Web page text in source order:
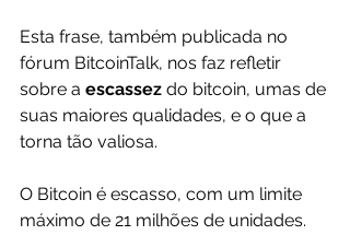
Esta frase, também publicada no
fórum BitcoinTalk, nos faz refletir
sobre a escassez do bitcoin, umas de
suas maiores qualidades, e o que a
torna tão valiosa.
O Bitcoin é escasso, com um limite
máximo de 21 milhões de unidades.